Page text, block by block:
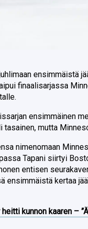
ensimmäistä
finaalisarjassa
ensimmäinen
tasainen, mutta
nimenomaan
Tapani siirtyi
entisen
ensimmäistä kertaa
kunnon kaaren –